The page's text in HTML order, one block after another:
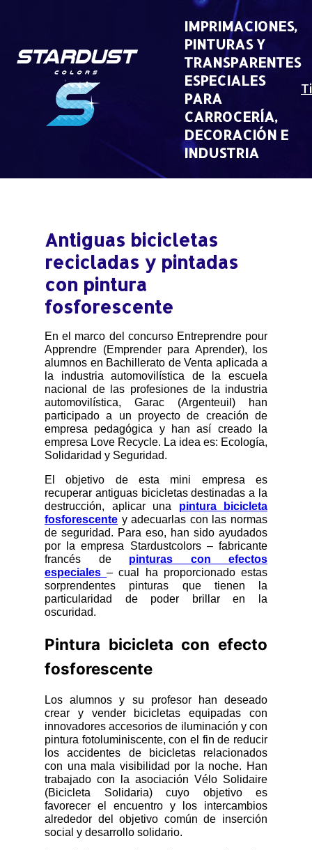
IMPRIMACIONES,
PINTURAS Y
TRANSPARENTES
ESPECIALES
PARA
CARROCERÍA,
DECORACIÓN E
INDUSTRIA
Antiguas bicicletas
recicladas y pintadas
con pintura
fosforescente
En el marco del concurso Entreprendre pour
Apprendre (Emprender para Aprender), los
alumnos en Bachillerato de Venta aplicada a
la industria automovilística de la escuela
nacional de las profesiones de la industria
automovilística, Garac (Argenteuil) han
participado a un proyecto de creación de
empresa pedagógica y han así creado la
empresa Love Recycle. La idea es: Ecología,
Solidaridad y Seguridad.
El objetivo de esta mini empresa es
recuperar antiguas bicicletas destinadas a la
destrucción, aplicar una pintura bicicleta
fosforescente y adecuarlas con las normas
de seguridad. Para eso, han sido ayudados
por la empresa Stardustcolors – fabricante
francés de pinturas con efectos
especiales– cual ha proporcionado estas
sorprendentes pinturas que tienen la
particularidad de poder brillar en la
oscuridad.
Pintura bicicleta con efecto
fosforescente
Los alumnos y su profesor han deseado
crear y vender bicicletas equipadas con
innovadores accesorios de iluminación y con
pintura fotoluminiscente, con el fin de reducir
los accidentes de bicicletas relacionados
con una mala visibilidad por la noche. Han
trabajado con la asociación Vélo Solidaire
(Bicicleta Solidaria) cuyo objetivo es
favorecer el encuentro y los intercambios
alrededor del objetivo común de inserción
social y desarrollo solidario.